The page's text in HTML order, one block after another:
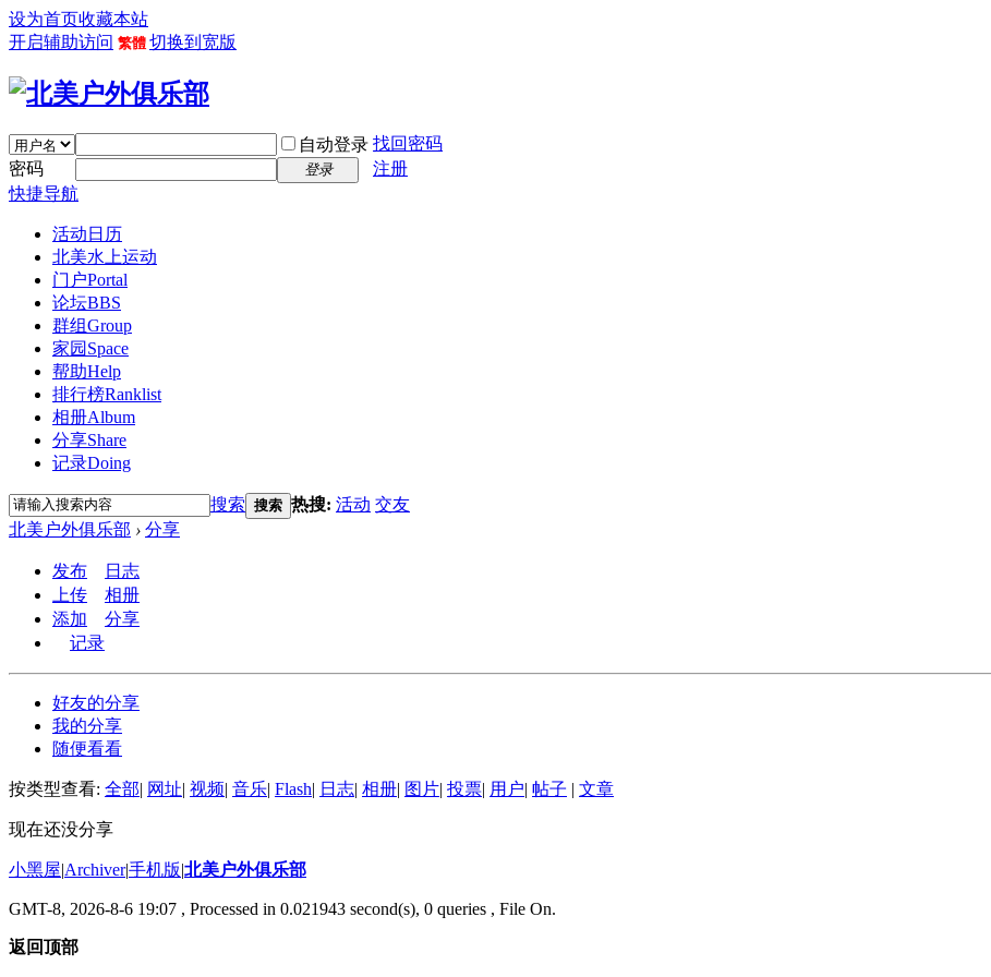
设为首页收藏本站
开启辅助访问 繁體 切换到宽版
自动登录 找回密码
密码
登录
注册
快捷导航
活动日历
北美水上运动
门户Portal
论坛BBS
群组Group
家园 Space
帮助Help
排行榜Ranklist
相册Album
分享Share
记录Doing
搜索 搜索 热搜: 活动 交友
北美户外俱乐部 › 分享
发布
日志
上传
相册
添加
分享
记录
好友的分享
我的分享
随便看看
按类型查看: 全部| 网址| 视频| 音乐| Flash| 日志| 相册| 图片| 投票| 用户| 帖子 | 文章
现在还没分享
小黑屋|Archiver|手机版|北美户外俱乐部
GMT-8, 2026-8-6 19:07 , Processed in 0.021943 second(s), 0 queries , File On.
返回顶部